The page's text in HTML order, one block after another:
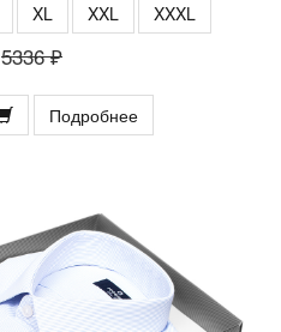
XL XXL XXXL
5336 ₽
Подробнее